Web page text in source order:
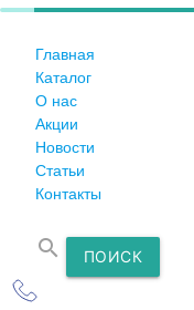
Главная
Каталог
О нас
Акции
Новости
Статьи
Контакты
search ПОИСК